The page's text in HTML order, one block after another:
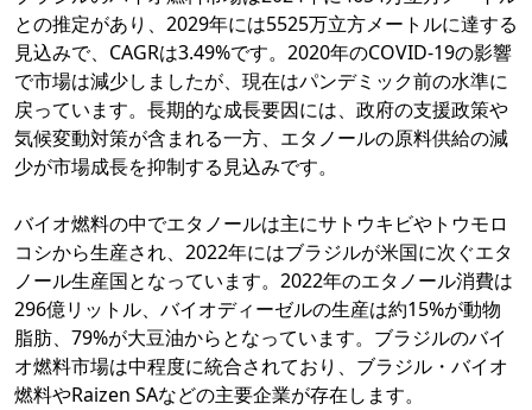
との推定があり、2029年には5525万立方メートルに達する
見込みで、CAGRは3.49%です。2020年のCOVID-19の影響
で市場は減少しましたが、現在はパンデミック前の水準に
戻っています。長期的な成長要因には、政府の支援政策や
気候変動対策が含まれる一方、エタノールの原料供給の減
少が市場成長を抑制する見込みです。
バイオ燃料の中でエタノールは主にサトウキビやトウモロ
コシから生産され、2022年にはブラジルが米国に次ぐエタ
ノール生産国となっています。2022年のエタノール消費は
296億リットル、バイオディーゼルの生産は約15%が動物
脂肪、79%が大豆油からとなっています。ブラジルのバイ
オ燃料市場は中程度に統合されており、ブラジル・バイオ
燃料やRaizen SAなどの主要企業が存在します。